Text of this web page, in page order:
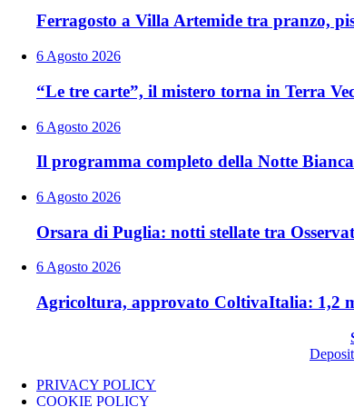
Ferragosto a Villa Artemide tra pranzo,
6 Agosto 2026
“Le tre carte”, il mistero torna in Terra
6 Agosto 2026
Il programma completo della Notte
6 Agosto 2026
Orsara di Puglia: notti stellate tra
6 Agosto 2026
Agricoltura, approvato ColtivaItalia: 1,2
PRIVACY POLICY
COOKIE POLICY